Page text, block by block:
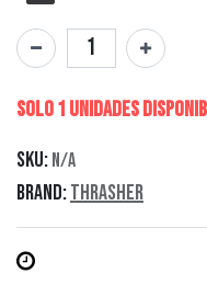
Solo 1 Unidades
SKU:N/A
Brand:Thrasher